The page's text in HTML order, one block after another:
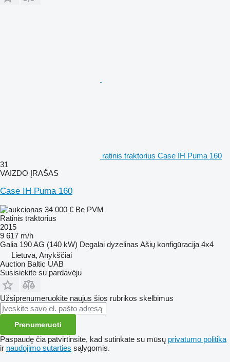
ratinis traktorius Case IH Puma 160
31
VAIZDO ĮRAŠAS
Case IH Puma 160
34 000 € Be PVM
Ratinis traktorius
2015
9 617 m/h
Galia 190 AG (140 kW) Degalai dyzelinas Ašių konfigūracija 4x4
Lietuva, Anykščiai
Auction Baltic UAB
Susisiekite su pardavėju
Užsiprenumeruokite naujus šios rubrikos skelbimus
Prenumeruoti
Paspaudę čia patvirtinsite, kad sutinkate su mūsų privatumo politika
ir naudojimo sutarties sąlygomis.